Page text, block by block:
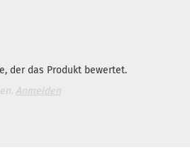
der das Produkt bewertet.
Anmelden